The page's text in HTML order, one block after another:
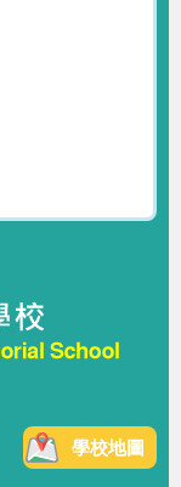
學校地圖